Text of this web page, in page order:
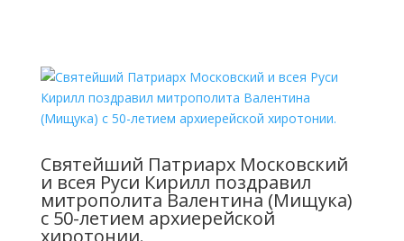
Святейший Патриарх Московский
и всея Руси Кирилл поздравил
митрополита Валентина (Мищука)
с 50-летием архиерейской
хиротонии.